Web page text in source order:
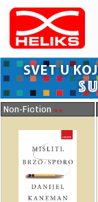
Non-Fiction >>